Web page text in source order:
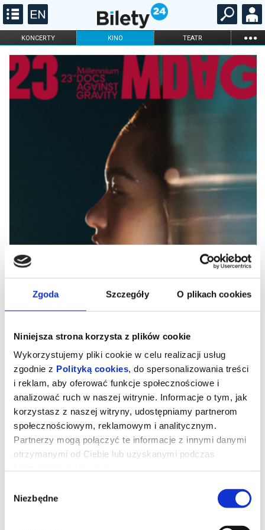
Zgoda Szczegóły O plikach cookies
Niniejsza strona korzysta z plików cookie
Wykorzystujemy pliki cookie w celu realizacji usług
zgodnie z Polityką cookies, do spersonalizowania treści
i reklam, aby oferować funkcje społecznościowe i
analizować ruch w naszej witrynie. Informacje o tym, jak
korzystasz z naszej witryny, udostępniamy partnerom
społecznościowym, reklamowym i analitycznym.
Partnerzy mogą połączyć te informacje z innymi danymi
otrzymanymi od Ciebie lub uzyskanymi podczas
zgody
Niezbędne
KONCERTY KINO TEATR ...
FILHARMONIA OPERA I BALET
STAND-UP
DLA DZIECI
ONLINE KARNETY
23. MDAG: Irvine Welsh.
Rzeczywistość to za mało
Reżyseria: Paul Sng
sławę i podróże, w tym halucynogenne przygody w Kanadzie.